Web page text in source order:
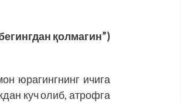
қолмагин”)
юрагингнинг ичига
куч олиб, атрофга